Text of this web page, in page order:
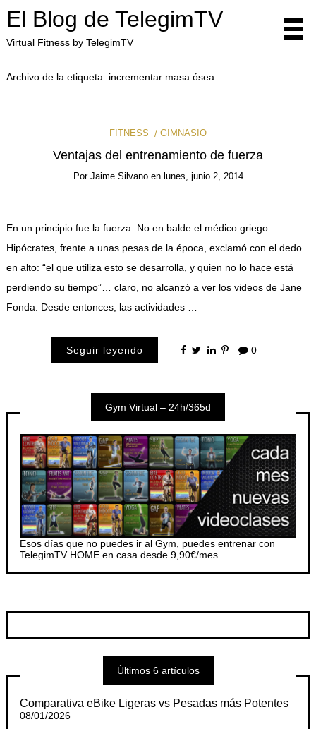
El Blog de TelegimTV
Virtual Fitness by TelegimTV
Archivo de la etiqueta: incrementar masa ósea
FITNESS GIMNASIO
Ventajas del entrenamiento de fuerza
Por Jaime Silvano en lunes, junio 2, 2014
En un principio fue la fuerza. No en balde el médico griego
Hipócrates, frente a unas pesas de la época, exclamó con el dedo
en alto: “el que utiliza esto se desarrolla, y quien no lo hace está
perdiendo su tiempo”… claro, no alcanzó a ver los videos de Jane
Fonda. Desde entonces, las actividades …
Seguir leyendo 0
Gym Virtual – 24h/365d
Esos días que no puedes ir al Gym, puedes entrenar con
TelegimTV HOME en casa desde 9,90€/mes
Últimos 6 artículos
Comparativa eBike Ligeras vs Pesadas más Potentes
08/01/2026